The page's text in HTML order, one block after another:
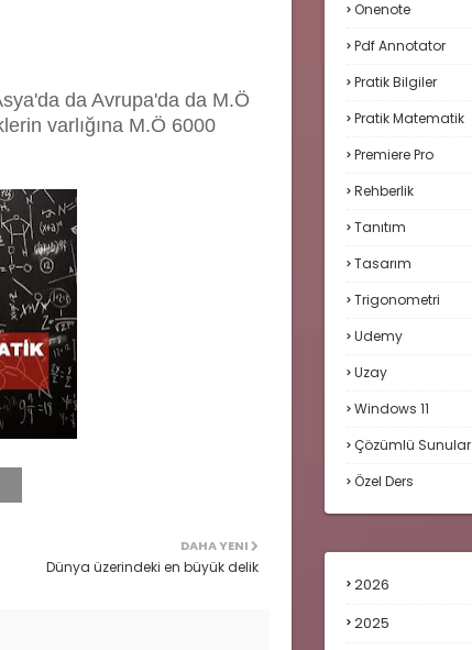
da Avrupa'da da M.Ö
varlığına M.Ö 6000
DAHA YENI
Dünya üzerindeki en büyük delik
Onenote
Pdf Annotator
Pratik Bilgiler
Pratik Matematik
Premiere Pro
Rehberlik
Tanıtım
Tasarım
Trigonometri
Udemy
Uzay
Windows 11
Çözümlü Sunular
Özel Ders
2026
2025